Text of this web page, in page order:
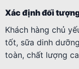
Xác định đối
Khách hàng chủ
tốt, sữa dinh
toàn, chất lượng